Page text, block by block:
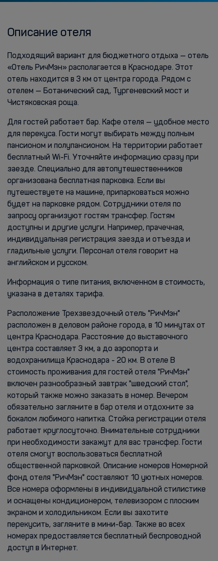
Описание отеля
Подходящий вариант для бюджетного отдыха — отель
«Отель РичМэн» располагается в Краснодаре. Этот
отель находится в 3 км от центра города. Рядом с
отелем — Ботанический сад, Тургеневский мост и
Чистяковская роща.
Для гостей работает бар. Кафе отеля — удобное место
для перекуса. Гости могут выбирать между полным
пансионом и полупансионом. На территории работает
бесплатный Wi-Fi. Уточняйте информацию сразу при
заезде. Специально для автопутешественников
организована бесплатная парковка. Если вы
путешествуете на машине, припарковаться можно
будет на парковке рядом. Сотрудники отеля по
запросу организуют гостям трансфер. Гостям
доступны и другие услуги. Например, прачечная,
индивидуальная регистрация заезда и отъезда и
гладильные услуги. Персонал отеля говорит на
английском и русском.
Информация о типе питания, включенном в стоимость,
указана в деталях тарифа.
Расположение Трехзвездочный отель "РичМэн"
расположен в деловом районе города, в 10 минутах от
центра Краснодара. Расстояние до выставочного
центра составляет 3 км, а до аэропорта и
водохранилища Краснодара - 20 км. В отеле В
стоимость проживания для гостей отеля "РичМэн"
включен разнообразный завтрак "шведский стол",
который также можно заказать в номер. Вечером
обязательно загляните в бар отеля и отдохните за
бокалом любимого напитка. Стойка регистрации отеля
работает круглосуточно. Внимательные сотрудники
при необходимости закажут для вас трансфер. Гости
отеля смогут воспользоваться бесплатной
общественной парковкой. Описание номеров Номерной
фонд отеля "РичМэн" составляют 10 уютных номеров.
Все номера оформлены в индивидуальной стилистике
и оснащены кондиционером, телевизором с плоским
экраном и холодильником. Если вы захотите
перекусить, загляните в мини-бар. Также во всех
номерах предоставляется бесплатный беспроводной
доступ в Интернет.